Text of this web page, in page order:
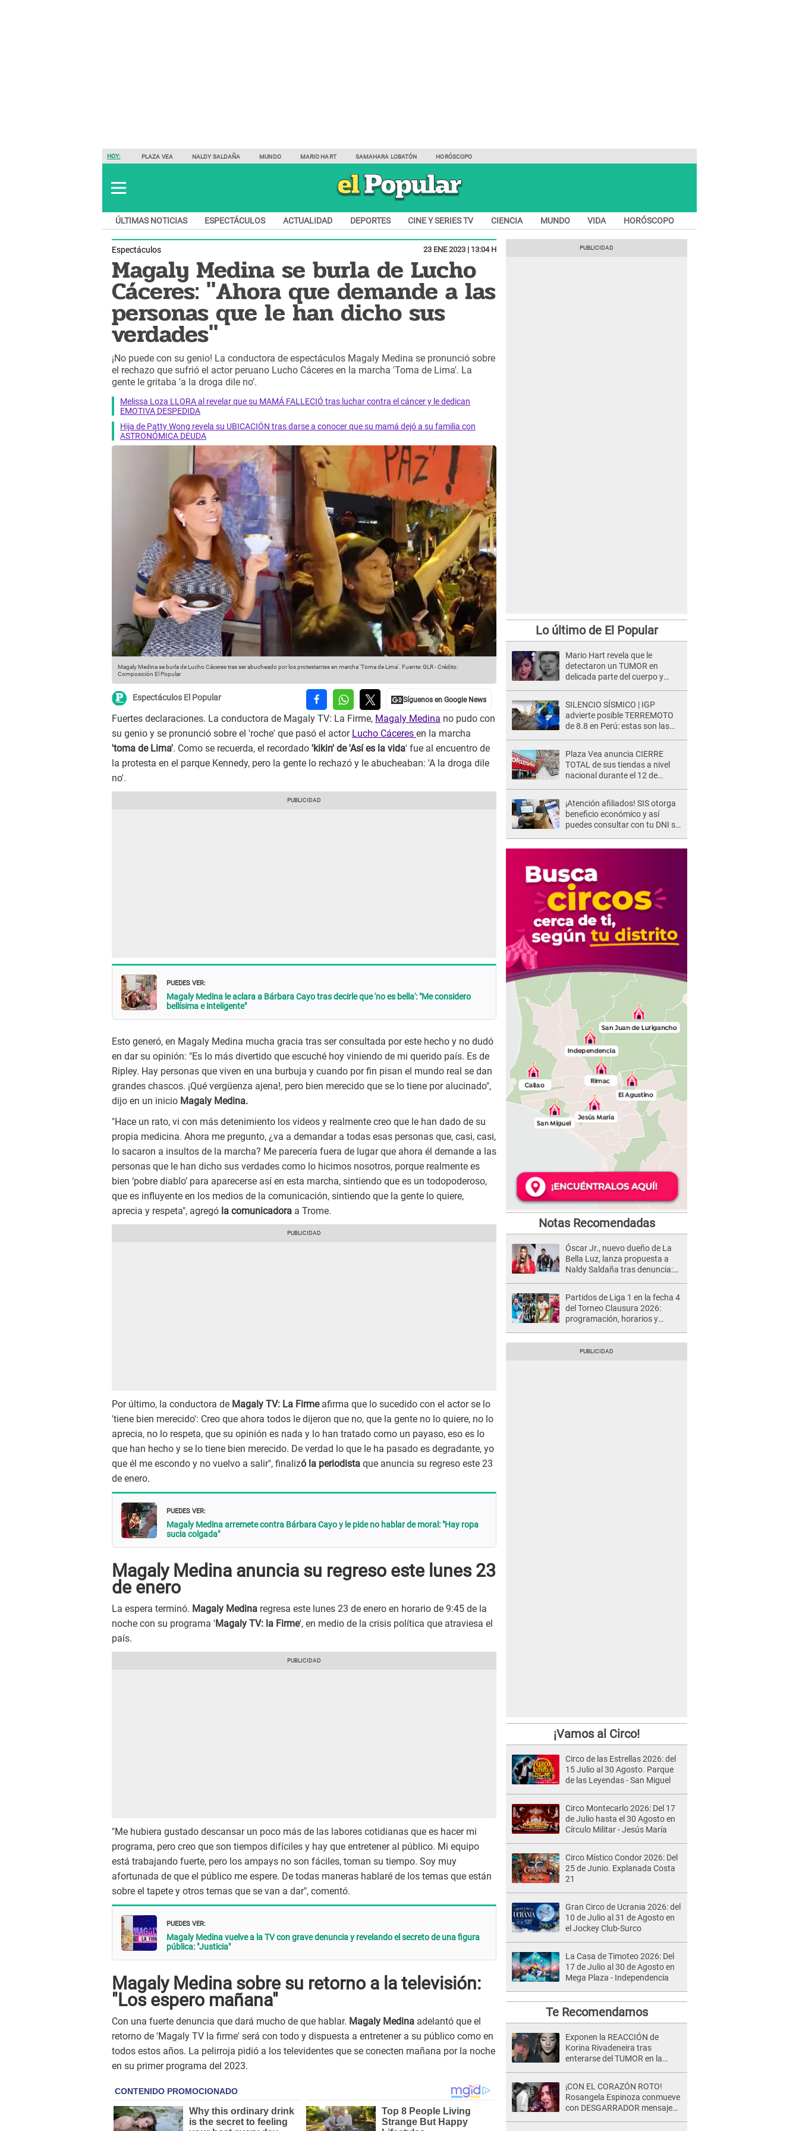
HOY: PLAZA VEA NALDY SALDAÑA MUNDO MARIO HART SAMAHARA LOBATÓN HORÓSCOPO
ÚLTIMAS NOTICIAS ESPECTÁCULOS ACTUALIDAD DEPORTES CINE Y SERIES TV CIENCIA MUNDO VIDA HORÓSCOPO
Espectáculos 23 ENE 2023 | 13:04 H
Magaly Medina se burla de Lucho
Cáceres: "Ahora que demande a las
personas que le han dicho sus
verdades"
¡No puede con su genio! La conductora de espectáculos Magaly Medina se pronunció sobre
el rechazo que sufrió el actor peruano Lucho Cáceres en la marcha 'Toma de Lima'. La
gente le gritaba 'a la droga dile no’.
Melissa Loza LLORA al revelar que su MAMÁ FALLECIÓ tras luchar contra el cáncer y le dedican
EMOTIVA DESPEDIDA
Hija de Patty Wong revela su UBICACIÓN tras darse a conocer que su mamá dejó a su familia con
ASTRONÓMICA DEUDA
Magaly Medina se burla de Lucho Cáceres tras ser abucheado por los protestantes en marcha 'Toma de Lima'. Fuente: GLR-Crédito:
Composición El Popular
Espectáculos El Popular
Fuertes declaraciones. La conductora de Magaly TV: La Firme, Magaly Medina no pudo con
su genio y se pronunció sobre el 'roche' que pasó el actor Lucho Cáceres en la marcha
'toma de Lima'. Como se recuerda, el recordado 'kikin' de 'Así es la vida' fue al encuentro de
la protesta en el parque Kennedy, pero la gente lo rechazó y le abucheaban: 'A la droga dile
no'.
PUEDES VER:
Magaly Medina le aclara a Bárbara Cayo tras decirle que 'no es bella': "Me considero
bellísima e inteligente"
Esto generó, en Magaly Medina mucha gracia tras ser consultada por este hecho y no dudó
en dar su opinión: "Es lo más divertido que escuché hoy viniendo de mi querido país. Es de
Ripley. Hay personas que viven en una burbuja y cuando por fin pisan el mundo real se dan
grandes chascos. ¡Qué vergüenza ajena!, pero bien merecido que se lo tiene por alucinado",
dijo en un inicio Magaly Medina.
"Hace un rato, vi con más detenimiento los videos y realmente creo que le han dado de su
propia medicina. Ahora me pregunto, ¿va a demandar a todas esas personas que, casi, casi,
lo sacaron a insultos de la marcha? Me parecería fuera de lugar que ahora él demande a las
personas que le han dicho sus verdades como lo hicimos nosotros, porque realmente es
bien ‘pobre diablo’ para aparecerse así en esta marcha, sintiendo que es un todopoderoso,
que es influyente en los medios de la comunicación, sintiendo que la gente lo quiere,
aprecia y respeta", agregó la comunicadora a Trome.
Por último, la conductora de Magaly TV: La Firme afirma que lo sucedido con el actor se lo
'tiene bien merecido': Creo que ahora todos le dijeron que no, que la gente no lo quiere, no lo
aprecia, no lo respeta, que su opinión es nada y lo han tratado como un payaso, eso es lo
que han hecho y se lo tiene bien merecido. De verdad lo que le ha pasado es degradante, yo
que él me escondo y no vuelvo a salir", finalizó la periodista que anuncia su regreso este 23
de enero.
PUEDES VER:
Magaly Medina arremete contra Bárbara Cayo y le pide no hablar de moral: "Hay ropa
sucia colgada"
Magaly Medina anuncia su regreso este lunes 23
de enero
La espera terminó. Magaly Medina regresa este lunes 23 de enero en horario de 9:45 de la
noche con su programa ' Magaly TV: la Firme', en medio de la crisis política que atraviesa el
país.
"Me hubiera gustado descansar un poco más de las labores cotidianas que es hacer mi
programa, pero creo que son tiempos difíciles y hay que entretener al público. Mi equipo
está trabajando fuerte, pero los ampays no son fáciles, toman su tiempo. Soy muy
afortunada de que el público me espere. De todas maneras hablaré de los temas que están
sobre el tapete y otros temas que se van a dar", comentó.
PUEDES VER:
Magaly Medina vuelve a la TV con grave denuncia y revelando el secreto de una figura
pública: "Justicia"
Magaly Medina sobre su retorno a la televisión:
"Los espero mañana"
Con una fuerte denuncia que dará mucho de que hablar. Magaly Medina adelantó que el
retorno de 'Magaly TV la firme' será con todo y dispuesta a entretener a su público como en
todos estos años. La pelirroja pidió a los televidentes que se conecten mañana por la noche
en su primer programa del 2023.
Lo último de El Popular
Mario Hart revela que le
detectaron un TUMOR en
delicada parte del cuerpo y
muy fuertes..."
SILENCIO SÍSMICO | IGP
advierte posible TERREMOTO
de 8.8 en Perú: estas son las
Plaza Vea anuncia CIERRE
TOTAL de sus tiendas a nivel
nacional durante el 12 de
¡Atención afiliados! SIS otorga
beneficio económico y así
puedes consultar con tu DNI si
Notas Recomendadas
Óscar Jr., nuevo dueño de La
Bella Luz, lanza propuesta a
Naldy Saldaña tras denuncia:
Partidos de Liga 1 en la fecha 4
del Torneo Clausura 2026:
programación, horarios y
¡Vamos al Circo!
Circo de las Estrellas 2026: del
15 Julio al 30 Agosto. Parque
de las Leyendas - San Miguel
Circo Montecarlo 2026: Del 17
de Julio hasta el 30 Agosto en
Círculo Militar - Jesús María
Circo Místico Condor 2026: Del
25 de Junio. Explanada Costa
21
Gran Circo de Ucrania 2026: del
10 de Julio al 31 de Agosto en
el Jockey Club-Surco
La Casa de Timoteo 2026: Del
17 de Julio al 30 de Agosto en
Mega Plaza - Independencia
Te Recomendamos
Exponen la REACCIÓN de
Korina Rivadeneira tras
enterarse del TUMOR en la
¡CON EL CORAZÓN ROTO!
Rosangela Espinoza conmueve
con DESGARRADOR mensaje